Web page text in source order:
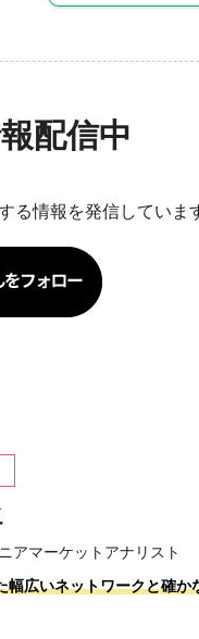
配信中
る情報を発信していま
アマーケットアナリスト
幅広いネットワークと確